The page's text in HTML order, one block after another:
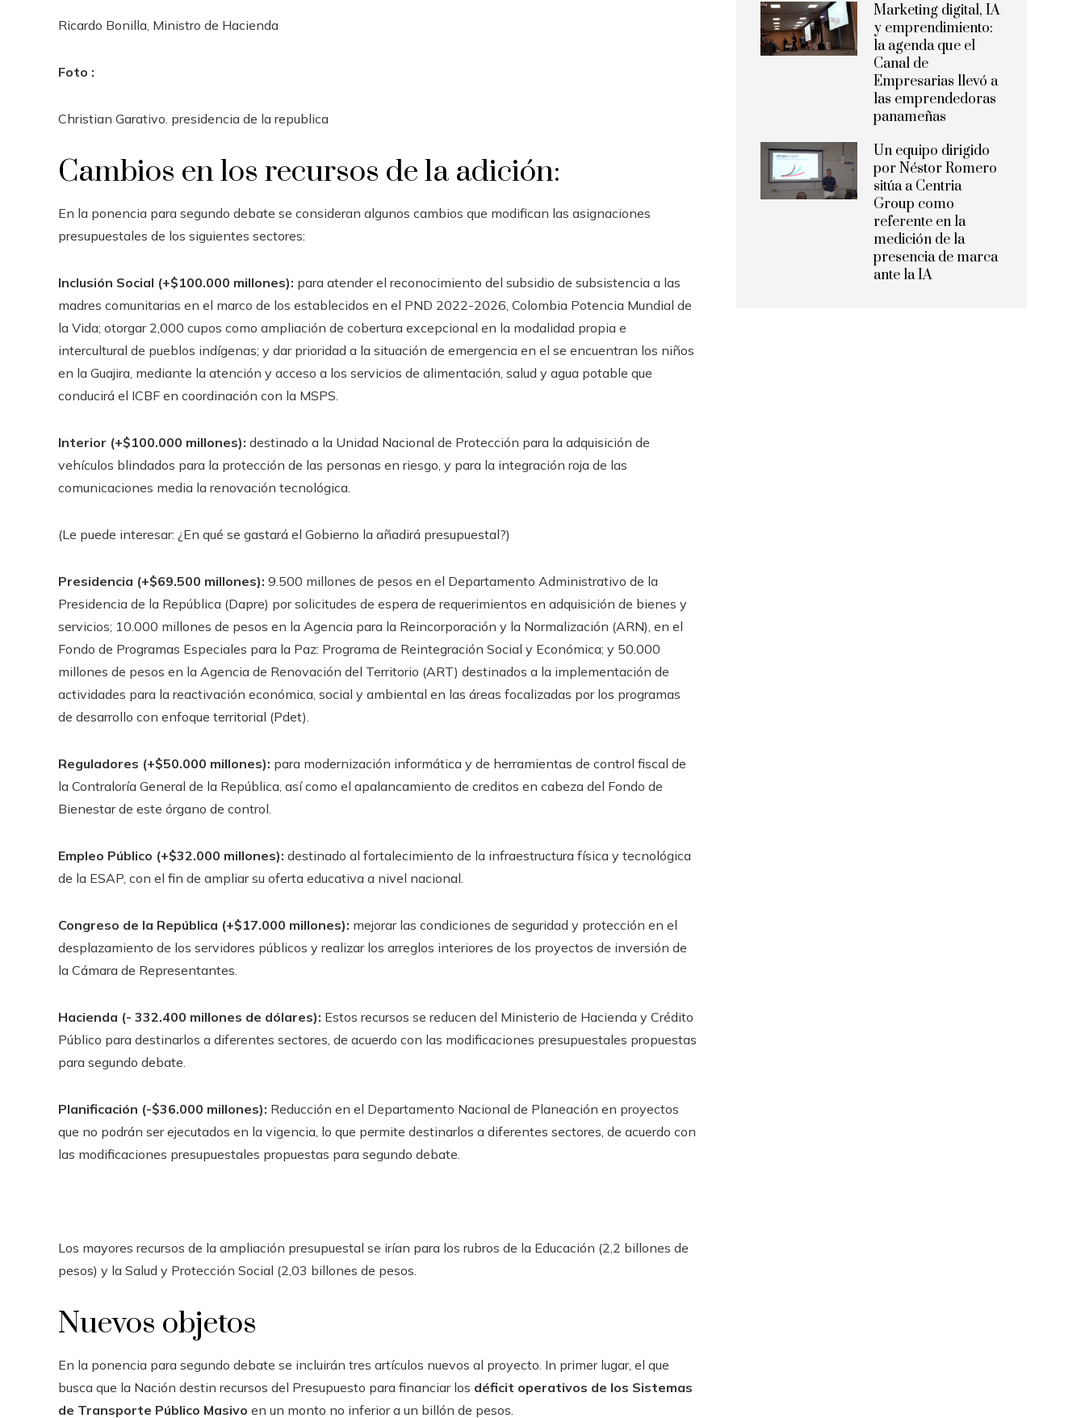
Ricardo Bonilla, Ministro de Hacienda
Foto :
Christian Garativo. presidencia de la republica
Cambios en los recursos de la adición:
En la ponencia para segundo debate se consideran algunos cambios que modifican las asignaciones
presupuestales de los siguientes sectores:
Inclusión Social (+$100.000 millones): para atender el reconocimiento del subsidio de subsistencia a las
madres comunitarias en el marco de los establecidos en el PND 2022-2026, Colombia Potencia Mundial de
la Vida; otorgar 2,000 cupos como ampliación de cobertura excepcional en la modalidad propia e
intercultural de pueblos indígenas; y dar prioridad a la situación de emergencia en el se encuentran los niños
en la Guajira, mediante la atención y acceso a los servicios de alimentación, salud y agua potable que
conducirá el ICBF en coordinación con la MSPS.
Interior (+$100.000 millones): destinado a la Unidad Nacional de Protección para la adquisición de
vehículos blindados para la protección de las personas en riesgo, y para la integración roja de las
comunicaciones media la renovación tecnológica.
(Le puede interesar: ¿En qué se gastará el Gobierno la añadirá presupuestal?)
Presidencia (+$69.500 millones): 9.500 millones de pesos en el Departamento Administrativo de la
Presidencia de la República (Dapre) por solicitudes de espera de requerimientos en adquisición de bienes y
servicios; 10.000 millones de pesos en la Agencia para la Reincorporación y la Normalización (ARN), en el
Fondo de Programas Especiales para la Paz: Programa de Reintegración Social y Económica; y 50.000
millones de pesos en la Agencia de Renovación del Territorio (ART) destinados a la implementación de
actividades para la reactivación económica, social y ambiental en las áreas focalizadas por los programas
de desarrollo con enfoque territorial (Pdet).
Reguladores (+$50.000 millones): para modernización informática y de herramientas de control fiscal de
la Contraloría General de la República, así como el apalancamiento de creditos en cabeza del Fondo de
Bienestar de este órgano de control.
Empleo Público (+$32.000 millones): destinado al fortalecimiento de la infraestructura física y tecnológica
de la ESAP, con el fin de ampliar su oferta educativa a nivel nacional.
Congreso de la República (+$17.000 millones): mejorar las condiciones de seguridad y protección en el
desplazamiento de los servidores públicos y realizar los arreglos interiores de los proyectos de inversión de
la Cámara de Representantes.
Hacienda (- 332.400 millones de dólares): Estos recursos se reducen del Ministerio de Hacienda y Crédito
Público para destinarlos a diferentes sectores, de acuerdo con las modificaciones presupuestales propuestas
para segundo debate.
Planificación (-$36.000 millones): Reducción en el Departamento Nacional de Planeación en proyectos
que no podrán ser ejecutados en la vigencia, lo que permite destinarlos a diferentes sectores, de acuerdo con
las modificaciones presupuestales propuestas para segundo debate.
Los mayores recursos de la ampliación presupuestal se irían para los rubros de la Educación (2,2 billones de
pesos) y la Salud y Protección Social (2,03 billones de pesos.
Nuevos objetos
En la ponencia para segundo debate se incluirán tres artículos nuevos al proyecto. In primer lugar, el que
busca que la Nación destin recursos del Presupuesto para financiar los déficit operativos de los Sistemas
de Transporte Público Masivo en un monto no inferior a un billón de pesos.
Marketing digital, IA
y emprendimiento:
la agenda que el
Canal de
Empresarias llevó a
las emprendedoras
panameñas
Un equipo dirigido
por Néstor Romero
sitúa a Centria
Group como
referente en la
medición de la
presencia de marca
ante la IA